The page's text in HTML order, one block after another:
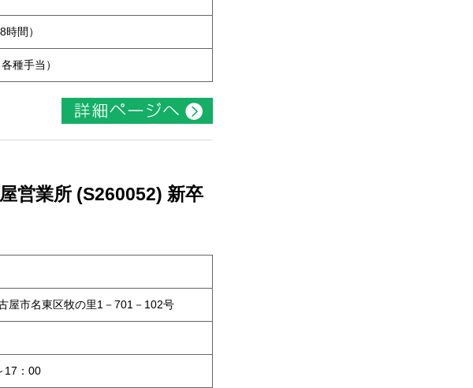
間）
種手当）
営業所 (S260052) 新卒
市名東区牧の里1－701－102号
17：00